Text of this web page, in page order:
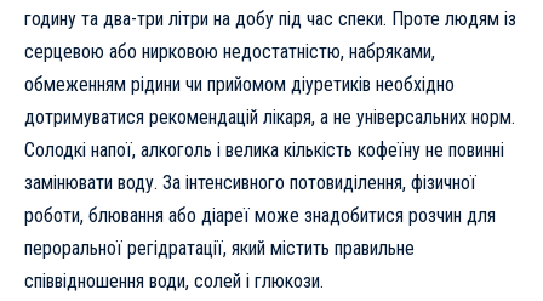
годину та два-три літри на добу під час спеки. Проте людям із
серцевою або нирковою недостатністю, набряками,
обмеженням рідини чи прийомом діуретиків необхідно
дотримуватися рекомендацій лікаря, а не універсальних норм.
Солодкі напої, алкоголь і велика кількість кофеїну не повинні
замінювати воду. За інтенсивного потовиділення, фізичної
роботи, блювання або діареї може знадобитися розчин для
пероральної регідратації, який містить правильне
співвідношення води, солей і глюкози.